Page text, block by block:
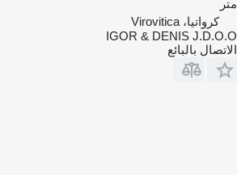
متر
كرواتيا، Virovitica
IGOR & DENIS J.D.O.O
الاتصال بالبائع